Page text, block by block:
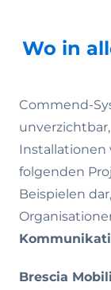
Wo in
Commend-
Installationen
folgenden
Beispielen
Brescia